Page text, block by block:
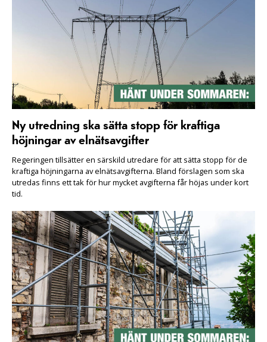
Ny utredning ska sätta stopp för kraftiga
höjningar av elnätsavgifter
Regeringen tillsätter en särskild utredare för att sätta stopp för de
kraftiga höjningarna av elnätsavgifterna. Bland förslagen som ska
utredas finns ett tak för hur mycket avgifterna får höjas under kort
tid.